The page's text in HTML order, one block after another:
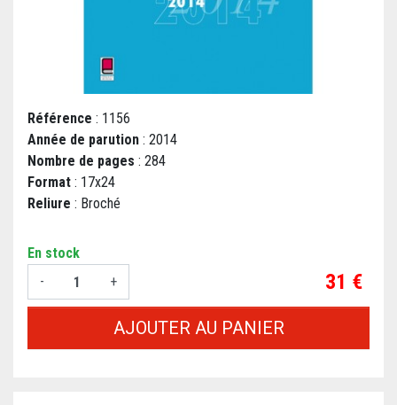
Référence : 1156
Année de parution : 2014
Nombre de pages : 284
Format : 17x24
Reliure : Broché
En stock
-
+ Prix
31 €
AJOUTER AU PANIER